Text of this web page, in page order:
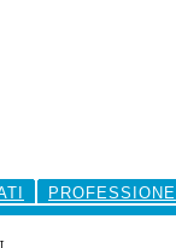
PROFESSIONE